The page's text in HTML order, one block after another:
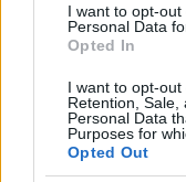
I want to opt-
Personal Data
Opted In
I want to opt-out
Retention, Sale,
Personal Data
Purposes for
Opted Out
Rövid:
Boldog
egészséget és